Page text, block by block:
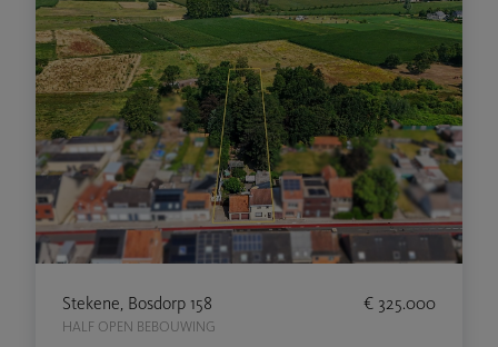
Stekene, Bosdorp 158
HALF OPEN BEBOUWING
€ 325.000